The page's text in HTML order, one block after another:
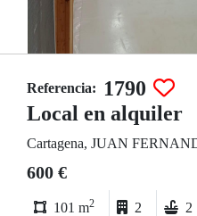
Referencia:
1790
Local en alquiler
Cartagena, JUAN
600 €
101 m2 2 2